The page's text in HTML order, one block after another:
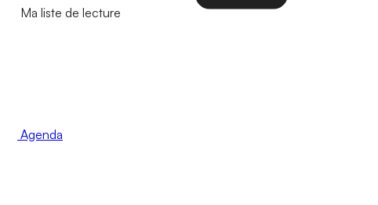
Ma liste de lecture
Agenda